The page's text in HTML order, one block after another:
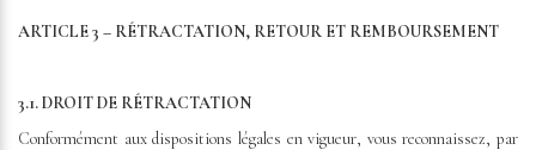
ARTICLE 3 – RÉTRACTATION, RETOUR ET REMBOURSEMENT
3.1. DROIT DE RÉTRACTATION
Conformément aux dispositions légales en vigueur, vous reconnaissez, par